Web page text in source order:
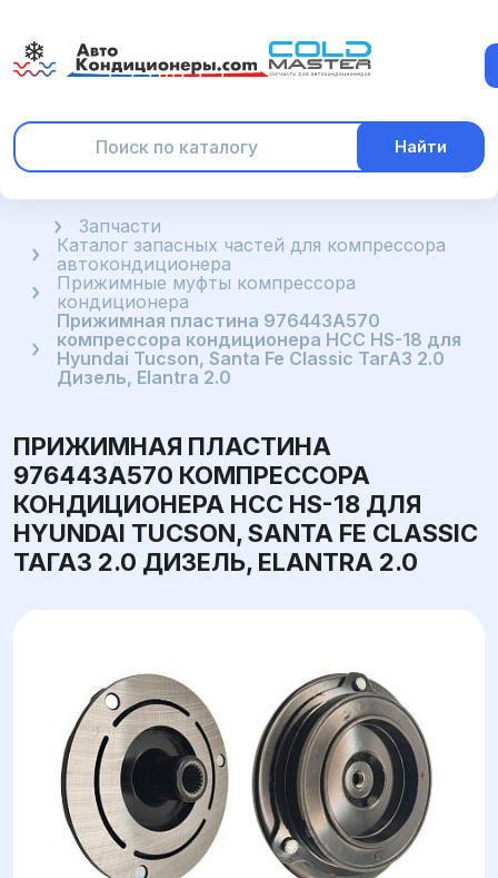
Найти
ГлавнаяЗапчасти
Каталог запасных частей для компрессора
автокондиционера
Прижимные муфты компрессора
кондиционера
Прижимная пластина 976443A570
компрессора кондиционера HCC HS-18 для
Hyundai Tucson, Santa Fe Classic ТагАЗ 2.0
Дизель, Elantra 2.0
ПРИЖИМНАЯ ПЛАСТИНА
976443A570 КОМПРЕССОРА
КОНДИЦИОНЕРА HCC HS-18 ДЛЯ
HYUNDAI TUCSON, SANTA FE CLASSIC
ТАГАЗ 2.0 ДИЗЕЛЬ, ELANTRA 2.0